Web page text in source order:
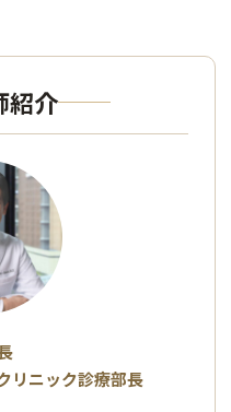
紹介
リニック診療部長